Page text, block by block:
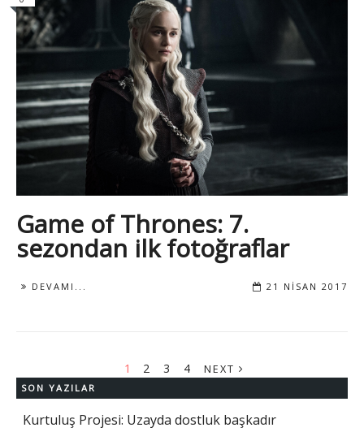
Game of Thrones: 7.
sezondan ilk fotoğraflar
DEVAMI... 21 NISAN 2017
1 2 3 4 NEXT
SON YAZILAR
Kurtuluş Projesi: Uzayda dostluk başkadır